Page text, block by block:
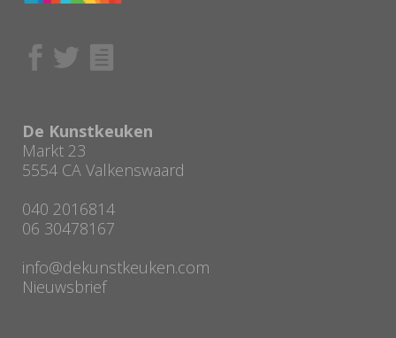
De Kunstkeuken
Markt 23
5554 CA Valkenswaard
040 2016814
06 30478167
info@dekunstkeuken.com
Nieuwsbrief